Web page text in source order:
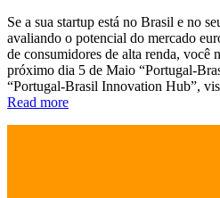
Se a sua startup está no Brasil e no
avaliando o potencial do mercado
de consumidores de alta renda, você
próximo dia 5 de Maio “Portugal-
“Portugal-Brasil Innovation Hub”,
Read more